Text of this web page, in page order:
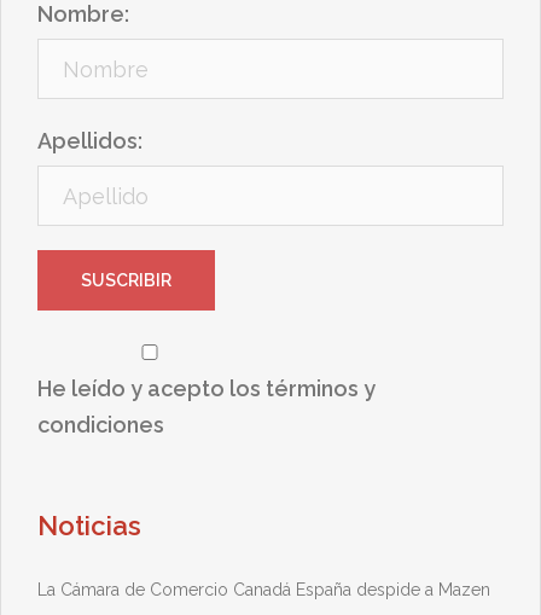
Nombre:
Apellidos:
He leído y acepto los términos y
condiciones
Noticias
La Cámara de Comercio Canadá España despide a Mazen